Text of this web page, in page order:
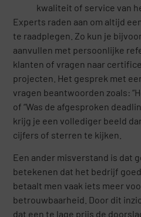
kwaliteit of service van
Experts raden aan om altijd
te raadplegen. Zo kun je
aanvullen met persoonlijke
klanten of vragen naar
projecten. Het gesprek met
vragen beantwoorden zoals:
of “Was de afgesproken
krijg je een vollediger beeld
cijfers of sterren te kijken.
Een ander misverstand is dat
betekenen dat het bedrijf
betaalt men vaak iets meer
betrouwbaarheid. Door dit
dat een te lage prijs de